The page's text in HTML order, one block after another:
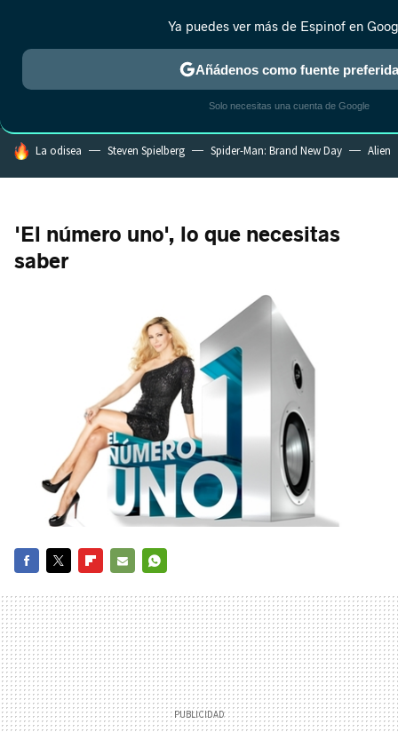
MENÚ NUEVO
ANIME RANKINGS CINE
HOY SE HABLA DE
La odisea Steven Spielberg Spider-Man: Brand New Day Alien
'El número uno', lo que necesitas
saber
MAIL
Ya puedes ver más de Espinof en
Añádenos como fuente preferida
Solo necesitas una cuenta de Google